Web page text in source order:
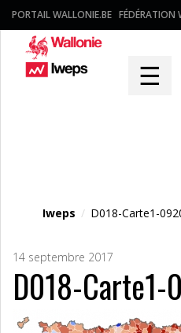
PORTAIL WALLONIE.BE FÉDÉRATION
☰
Iweps / D018-Carte1-
14 septembre 2017
D018-Carte1-